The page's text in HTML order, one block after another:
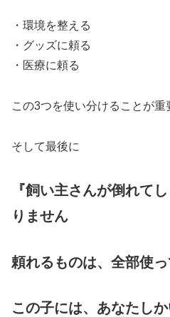
・環境を整える
・グッズに頼る
・医療に頼る
この3つを使い分けることが重
そして最後に
『飼い主さんが倒れて
りません
頼れるものは、全部使
この子には、あなたしか